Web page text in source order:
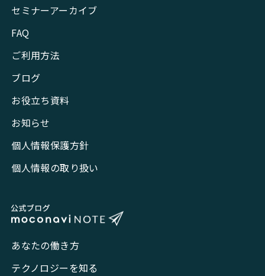
セミナーアーカイブ
FAQ
ご利用方法
ブログ
お役立ち資料
お知らせ
個人情報保護方針
個人情報の取り扱い
あなたの働き方
テクノロジーを知る